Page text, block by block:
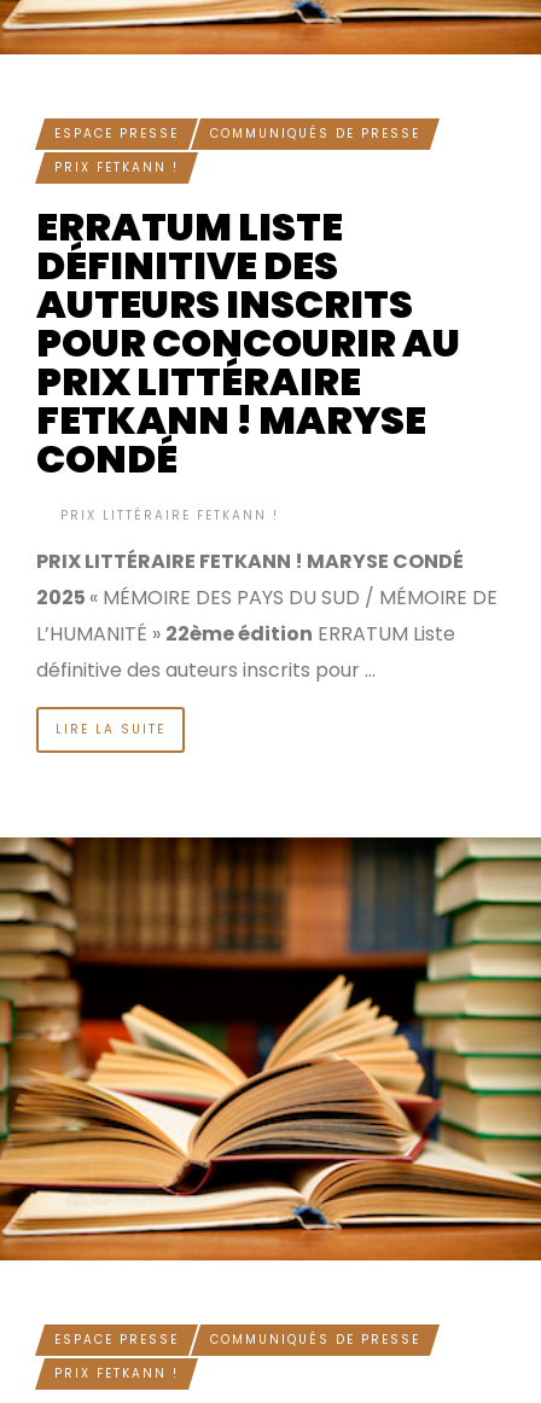
ESPACE PRESSE
COMMUNIQUÉS DE PRESSE
PRIX FETKANN !
ERRATUM LISTE
DÉFINITIVE DES
AUTEURS INSCRITS
POUR CONCOURIR AU
PRIX LITTÉRAIRE
FETKANN ! MARYSE
CONDÉ
PRIX LITTÉRAIRE FETKANN !
PRIX LITTÉRAIRE FETKANN ! MARYSE CONDÉ
2025 « MÉMOIRE DES PAYS DU SUD / MÉMOIRE DE
L’HUMANITÉ » 22ème édition ERRATUM Liste
définitive des auteurs inscrits pour …
LIRE LA SUITE
ESPACE PRESSE
COMMUNIQUÉS DE PRESSE
PRIX FETKANN !